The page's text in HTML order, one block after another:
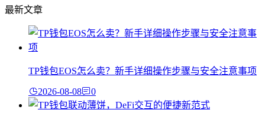
最新文章
TP钱包EOS怎么卖？新手详细操作步骤与安全注意事项
2026-08-08 0